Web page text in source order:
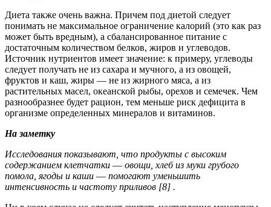
Диета также очень важна. Причем под диетой следует
понимать не максимальное ограничение калорий (это как раз
может быть вредным), а сбалансированное питание с
достаточным количеством белков, жиров и углеводов.
Источник нутриентов имеет значение: к примеру, углеводы
следует получать не из сахара и мучного, а из овощей,
фруктов и каш, жиры — не из жирного мяса, а из
растительных масел, океанской рыбы, орехов и семечек. Чем
разнообразнее будет рацион, тем меньше риск дефицита в
организме определенных минералов и витаминов.
На заметку
Исследования показывают, что продукты с высоким
содержанием клетчатки — овощи, хлеб из муки грубого
помола, ягоды и каши — помогают уменьшить
интенсивность и частоту приливов [8] .